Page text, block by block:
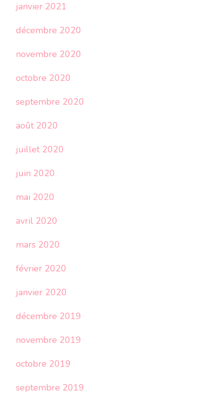
janvier 2021
décembre 2020
novembre 2020
octobre 2020
septembre 2020
août 2020
juillet 2020
juin 2020
mai 2020
avril 2020
mars 2020
février 2020
janvier 2020
décembre 2019
novembre 2019
octobre 2019
septembre 2019